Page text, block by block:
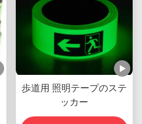
歩道用 照明テープのステ
ッカー